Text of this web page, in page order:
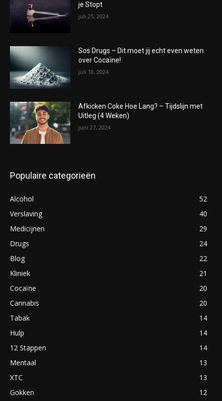
je Stopt
juli 25, 2024
Sos Drugs – Dit moet jij echt even weten
over Cocaïne!
juli 18, 2024
Afkicken Coke Hoe Lang? – Tijdslijn met
Uitleg (4 Weken)
juni 27, 2024
Populaire categorieën
Alcohol
52
Verslaving
40
Medicijnen
29
Drugs
24
Blog
22
Kliniek
21
Cocaïne
20
Cannabis
20
Tabak
14
Hulp
14
12 Stappen
14
Mentaal
13
XTC
13
Gokken
12